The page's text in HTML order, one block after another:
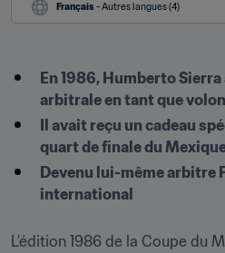
Français - Autres langues (4)
En 1986, Humberto
arbitrale en tant que
Il avait reçu un cadeau
quart de finale du
Devenu lui-même arbitre
international
L’édition 1986 de la Coupe du